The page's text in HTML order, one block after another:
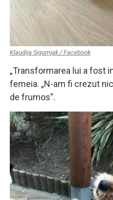
Klaudija Sigurnjak / Facebook
„Transformarea lui a fost
femeia. „N-am fi crezut
de frumos”.